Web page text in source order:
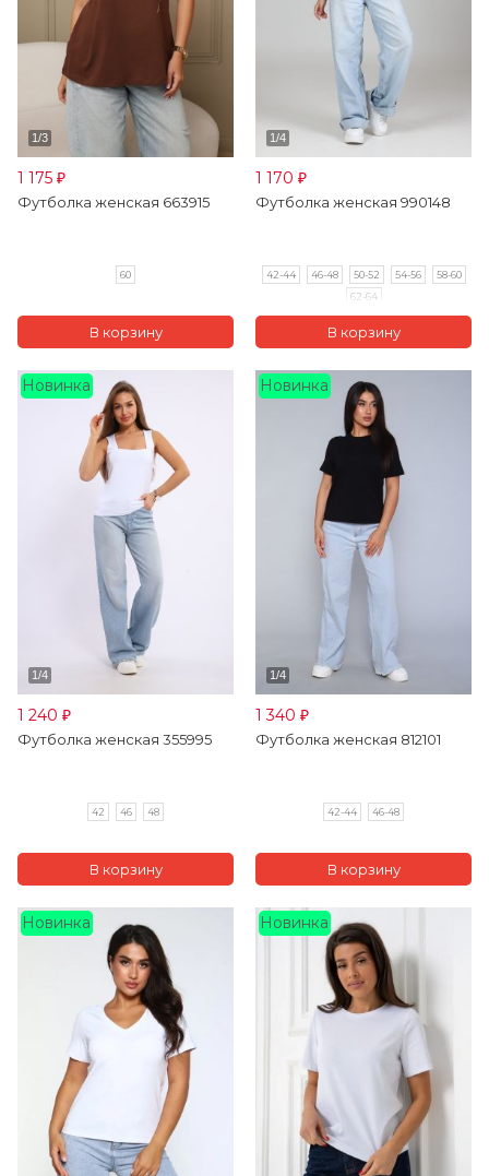
1 175 ₽
Футболка женская 663915
60
1 170 ₽
Футболка женская 990148
42-44 46-48 50-52 54-56
58-60
62-64
Новинка
1 240 ₽
Футболка женская 355995
42 46 48
Новинка
1 340 ₽
Футболка женская 812101
42-44 46-48
Новинка Новинка